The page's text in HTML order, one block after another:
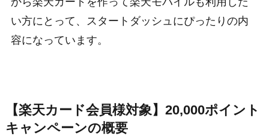
い方にとって、スタートダッシュにぴったりの内
容になっています。
【楽天カード会員様対象】20,000ポイント
キャンペーンの概要